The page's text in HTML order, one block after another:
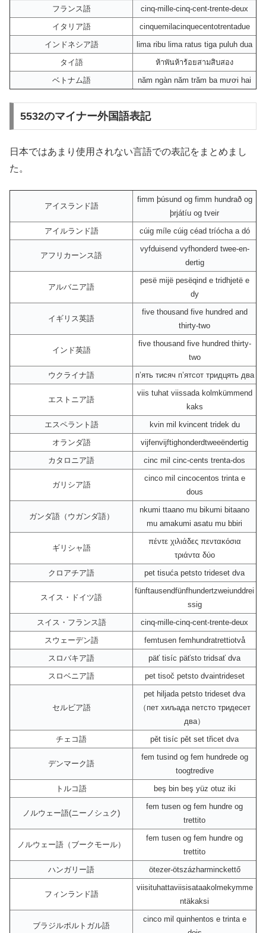
フランス語
cinq-mille-cinq-cent-trente-deux
イタリア語
cinquemilacinquecentotrentadue
インドネシア語
lima ribu lima ratus tiga puluh dua
タイ語
ห้าพันห้าร้อยสามสิบสอง
ベトナム語
năm ngàn năm trăm ba mươi hai
5532のマイナー外国語表記
日本ではあまり使用されない言語での表記をまとめまし
た。
アイスランド語
fimm þúsund og fimm hundrað og
þrjátíu og tveir
アイルランド語
cúig míle cúig céad tríócha a dó
アフリカーンス語
vyfduisend vyfhonderd twee-en-
dertig
アルバニア語
pesë mijë pesëqind e tridhjetë e
dy
イギリス英語
five thousand five hundred and
thirty-two
インド英語
five thousand five hundred thirty-
two
ウクライナ語
пʼять тисяч пʼятсот тридцять два
エストニア語
viis tuhat viissada kolmkümmend
kaks
エスペラント語
kvin mil kvincent tridek du
オランダ語
vijfenvijftighonderdtweeëndertig
カタロニア語
cinc mil cinc-cents trenta-dos
ガリシア語
cinco mil cincocentos trinta e
dous
ガンダ語（ウガンダ語）
nkumi ttaano mu bikumi bitaano
mu amakumi asatu mu bbiri
ギリシャ語
πέντε χιλιάδες πεντακόσια
τριάντα δύο
クロアチア語
pet tisuća petsto trideset dva
スイス・ドイツ語
fünftausendfünfhundertzweiunddrei
ssig
スイス・フランス語
cinq-mille-cinq-cent-trente-deux
スウェーデン語
femtusen femhundratrettiotvå
スロバキア語
päť tisíc päťsto tridsať dva
スロベニア語
pet tisoč petsto dvaintrideset
セルビア語
pet hiljada petsto trideset dva
（пет хиљада петсто тридесет
два）
チェコ語
pět tisíc pět set třicet dva
デンマーク語
fem tusind og fem hundrede og
toogtredive
トルコ語
beş bin beş yüz otuz iki
ノルウェー語(ニーノシュク)
fem tusen og fem hundre og
trettito
ノルウェー語（ブークモール）
fem tusen og fem hundre og
trettito
ハンガリー語
ötezer-ötszázharminckettő
フィンランド語
viisituhattaviisisataakolmekymme
ntäkaksi
ブラジルポルトガル語
cinco mil quinhentos e trinta e